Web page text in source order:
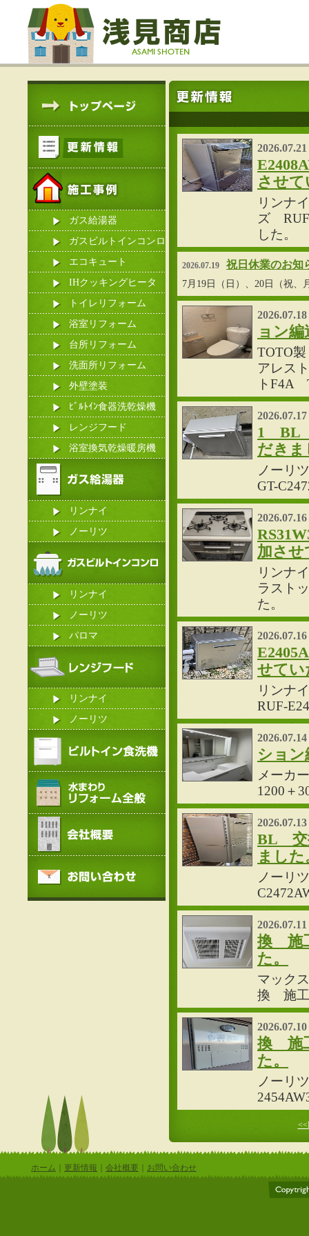
ガス給湯器
ガスビルトインコンロ
エコキュート
IHクッキングヒータ
ー
トイレリフォーム
浴室リフォーム
台所リフォーム
洗面所リフォーム
外壁塗装
ﾋﾞﾙﾄｲﾝ食器洗乾燥機
レンジフード
浴室換気乾燥暖房機
リンナイ
ノーリツ
リンナイ
ノーリツ
パロマ
リンナイ
ノーリツ
2026.07.21
させ
リンナ
ズ
した。
2026.07.19 祝日休業のお知
7月19日（日）、20日（祝、
2026.07.18
ョン
TOTO
アレス
トF4A
2026.07.17
1 BL
だきま
ノーリ
GT-
2026.07.16
加させ
リンナ
ラスト
た。
2026.07.16
せてい
リンナ
RUF-
2026.07.14
ショ
メーカ
1200＋
2026.07.13
BL 交
ました
ノーリ
2026.07.11
換 施
た。
マック
換 施工
2026.07.10
換 施
た。
ノーリ
ホーム 更新情報 会社概要 お問い合わせ